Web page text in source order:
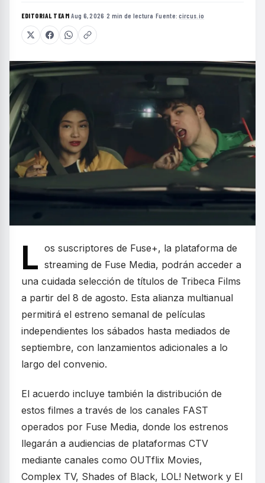
EDITORIAL TEAM·Aug 6, 2026 ·2 min de lectura ·Fuente:circus.io
L os suscriptores de Fuse+, la plataforma de
streaming de Fuse Media, podrán acceder a
una cuidada selección de títulos de Tribeca Films
a partir del 8 de agosto. Esta alianza multianual
permitirá el estreno semanal de películas
independientes los sábados hasta mediados de
septiembre, con lanzamientos adicionales a lo
largo del convenio.
El acuerdo incluye también la distribución de
estos filmes a través de los canales FAST
operados por Fuse Media, donde los estrenos
llegarán a audiencias de plataformas CTV
mediante canales como OUTflix Movies,
Complex TV, Shades of Black, LOL! Network y El